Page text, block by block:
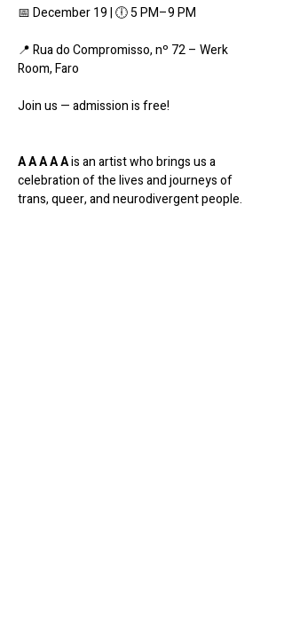
📅 December 19 | 🕕 5 PM–9 PM
📍 Rua do Compromisso, nº 72 – Werk
Room, Faro
Join us — admission is free!
A A A A A is an artist who brings us a
celebration of the lives and journeys of
trans, queer, and neurodivergent people.